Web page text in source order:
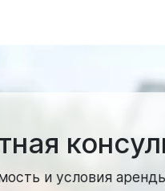
и условия